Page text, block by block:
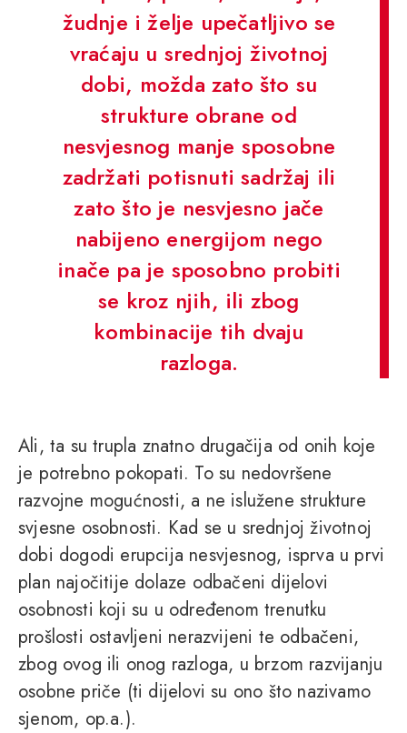
žudnje i želje upečatljivo se
vraćaju u srednjoj životnoj
dobi, možda zato što su
strukture obrane od
nesvjesnog manje sposobne
zadržati potisnuti sadržaj ili
zato što je nesvjesno jače
nabijeno energijom nego
inače pa je sposobno probiti
se kroz njih, ili zbog
kombinacije tih dvaju
razloga.
Ali, ta su trupla znatno drugačija od onih koje
je potrebno pokopati. To su nedovršene
razvojne mogućnosti, a ne islužene strukture
svjesne osobnosti. Kad se u srednjoj životnoj
dobi dogodi erupcija nesvjesnog, isprva u prvi
plan najočitije dolaze odbačeni dijelovi
osobnosti koji su u određenom trenutku
prošlosti ostavljeni nerazvijeni te odbačeni,
zbog ovog ili onog razloga, u brzom razvijanju
osobne priče (ti dijelovi su ono što nazivamo
sjenom, op.a.).